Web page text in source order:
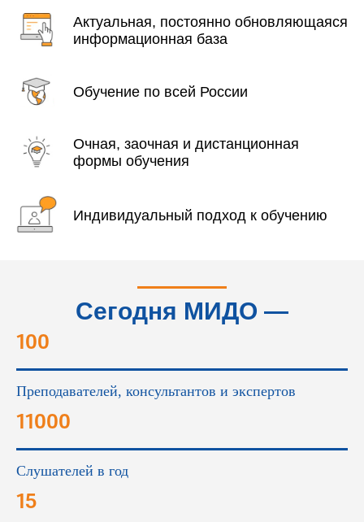
Актуальная, постоянно обновляющаяся
информационная база
Обучение по всей России
Очная, заочная и дистанционная
формы обучения
Индивидуальный подход к обучению
Сегодня МИДО —
100
Преподавателей, консультантов и экспертов
11000
Слушателей в год
15